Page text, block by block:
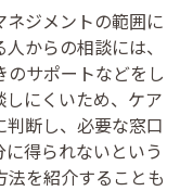
ジメントの範囲に
からの相談には、
サポートなどをし
にくいため、ケア
断し、必要な窓口
得られないという
を紹介することも